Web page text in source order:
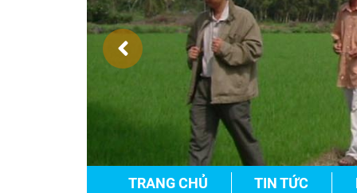
TRANG CHỦ TIN TỨC